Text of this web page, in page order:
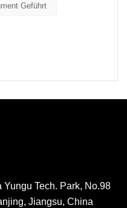
Temperature Coefficient,
Geführt
Yungu Tech. Park, No.98
Jiangsu, China